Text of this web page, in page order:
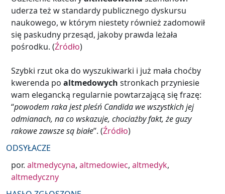
uderza też w standardy publicznego dyskursu
naukowego, w którym niestety również zadomowił
się paskudny przesąd, jakoby prawda leżała
pośrodku. (Źródło)
Szybki rzut oka do wyszukiwarki i już mała choćby
kwerenda po altmedowych stronkach przyniesie
wam elegancką regularnie powtarzającą się frazę:
“powodem raka jest pleśń Candida we wszystkich jej
odmianach, na co wskazuje, chociażby fakt, że guzy
rakowe zawsze są białe”. (Źródło)
ODSYŁACZE
por. altmedycyna, altmedowiec, altmedyk,
altmedyczny